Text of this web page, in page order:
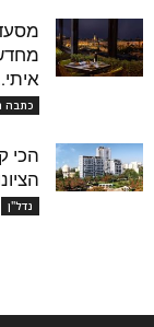
כתבה
הכי
נדל''ן